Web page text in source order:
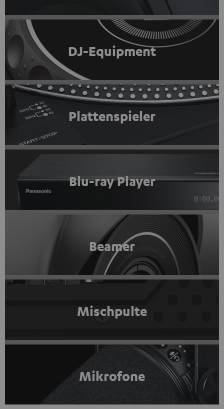
DJ-Equipment
Plattenspieler
Blu-ray Player
Beamer
Mischpulte
Mikrofone